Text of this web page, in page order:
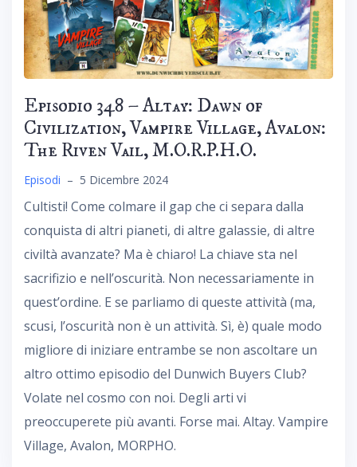
Episodio 348 – Altay: Dawn of
Civilization, Vampire Village, Avalon:
The Riven Vail, M.O.R.P.H.O.
Episodi – 5 Dicembre 2024
Cultisti! Come colmare il gap che ci separa dalla
conquista di altri pianeti, di altre galassie, di altre
civiltà avanzate? Ma è chiaro! La chiave sta nel
sacrifizio e nell’oscurità. Non necessariamente in
quest’ordine. E se parliamo di queste attività (ma,
scusi, l’oscurità non è un attività. Sì, è) quale modo
migliore di iniziare entrambe se non ascoltare un
altro ottimo episodio del Dunwich Buyers Club?
Volate nel cosmo con noi. Degli arti vi
preoccuperete più avanti. Forse mai. Altay. Vampire
Village, Avalon, MORPHO.